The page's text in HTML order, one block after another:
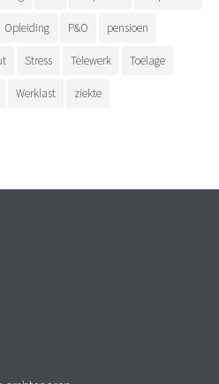
Opleiding P&O pensioen
Stress Telewerk Toelage
Werklast ziekte